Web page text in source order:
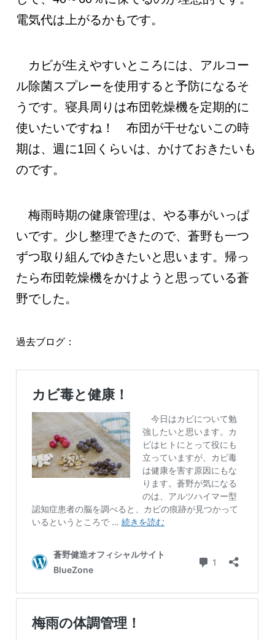
電気代は上がるかもです。
カビが生えやすいところには、アルコー
ル除菌スプレーを使用すると予防になるそ
うです。寝具周りは布団乾燥機を定期的に
使いたいですね！ 布団が干せないこの時
期は、週に1回くらいは、かけておきたいも
のです。
梅雨時期の健康管理は、やる事がいっぱ
いです。少し整理できたので、蒼野も一つ
ずつ取り組んでゆきたいと思います。帰っ
たら布団乾燥機をかけようと思っている蒼
野でした。
過去ブログ：